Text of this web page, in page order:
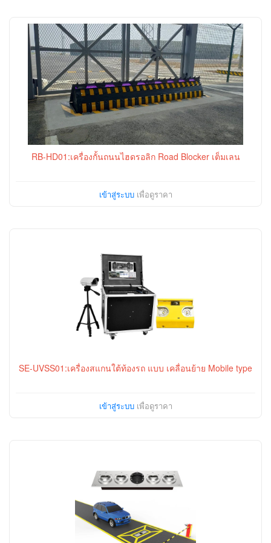
RB-HD01:เครื่องกั้นถนนไฮดรอลิก Road Blocker เต็มเลน
เข้าสู่ระบบเพื่อดูราคา
SE-UVSS01:เครื่องสแกนใต้ท้องรถ แบบ เคลื่อนย้าย Mobile type
เข้าสู่ระบบเพื่อดูราคา